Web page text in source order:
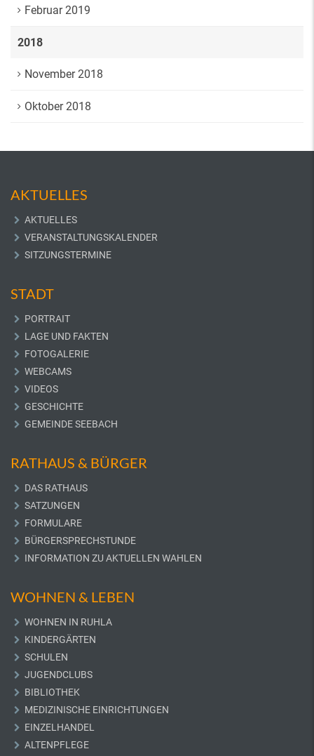
Februar 2019
2018
November 2018
Oktober 2018
AKTUELLES
AKTUELLES
VERANSTALTUNGSKALENDER
SITZUNGSTERMINE
STADT
PORTRAIT
LAGE UND FAKTEN
FOTOGALERIE
WEBCAMS
VIDEOS
GESCHICHTE
GEMEINDE SEEBACH
RATHAUS & BÜRGER
DAS RATHAUS
SATZUNGEN
FORMULARE
BÜRGERSPRECHSTUNDE
INFORMATION ZU AKTUELLEN WAHLEN
WOHNEN & LEBEN
WOHNEN IN RUHLA
KINDERGÄRTEN
SCHULEN
JUGENDCLUBS
BIBLIOTHEK
MEDIZINISCHE EINRICHTUNGEN
EINZELHANDEL
ALTENPFLEGE